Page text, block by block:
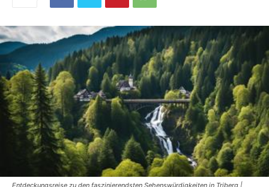
Entdeckungsreise zu den faszinierendsten Sehenswürdigkeiten in Triberg |